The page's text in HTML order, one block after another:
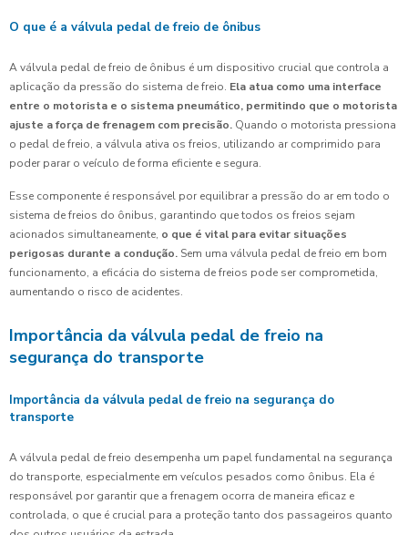
O que é a válvula pedal de freio de ônibus
A válvula pedal de freio de ônibus é um dispositivo crucial que controla a
aplicação da pressão do sistema de freio. Ela atua como uma interface
entre o motorista e o sistema pneumático, permitindo que o motorista
ajuste a força de frenagem com precisão. Quando o motorista pressiona
o pedal de freio, a válvula ativa os freios, utilizando ar comprimido para
poder parar o veículo de forma eficiente e segura.
Esse componente é responsável por equilibrar a pressão do ar em todo o
sistema de freios do ônibus, garantindo que todos os freios sejam
acionados simultaneamente, o que é vital para evitar situações
perigosas durante a condução. Sem uma válvula pedal de freio em bom
funcionamento, a eficácia do sistema de freios pode ser comprometida,
aumentando o risco de acidentes.
Importância da válvula pedal de freio na
segurança do transporte
Importância da válvula pedal de freio na segurança do
transporte
A válvula pedal de freio desempenha um papel fundamental na segurança
do transporte, especialmente em veículos pesados como ônibus. Ela é
responsável por garantir que a frenagem ocorra de maneira eficaz e
controlada, o que é crucial para a proteção tanto dos passageiros quanto